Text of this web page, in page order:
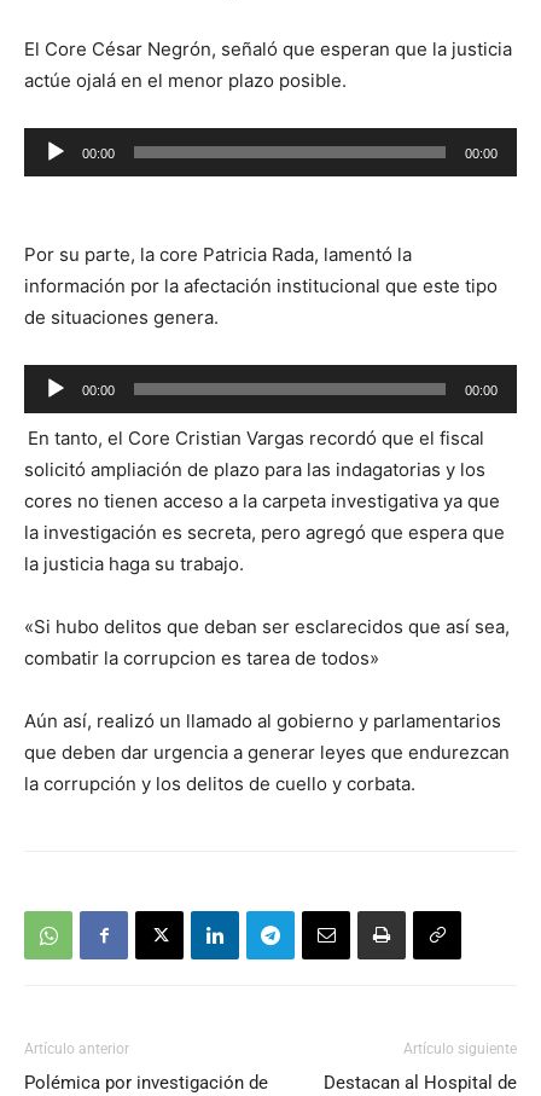
El Core César Negrón, señaló que esperan que la justicia
actúe ojalá en el menor plazo posible.
Reproductor
de
00:00 00:00
Por su parte, la core Patricia Rada, lamentó la
información por la afectación institucional que este tipo
de situaciones genera.
Reproductor
de
audio
00:00 00:00
En tanto, el Core Cristian Vargas recordó que el fiscal
solicitó ampliación de plazo para las indagatorias y los
cores no tienen acceso a la carpeta investigativa ya que
la investigación es secreta, pero agregó que espera que
la justicia haga su trabajo.
«Si hubo delitos que deban ser esclarecidos que así sea,
combatir la corrupcion es tarea de todos»
Aún así, realizó un llamado al gobierno y parlamentarios
que deben dar urgencia a generar leyes que endurezcan
la corrupción y los delitos de cuello y corbata.
Artículo anterior
Polémica por investigación de
Artículo siguiente
Destacan al Hospital de